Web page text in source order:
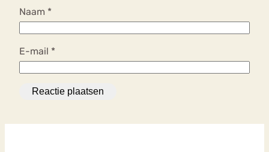
Naam *
E-mail *